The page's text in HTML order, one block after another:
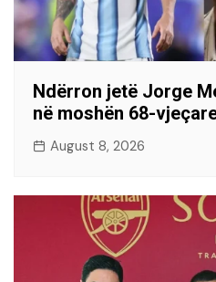
Ndërron jetë Jorge
në moshën 68-
August 8, 2026